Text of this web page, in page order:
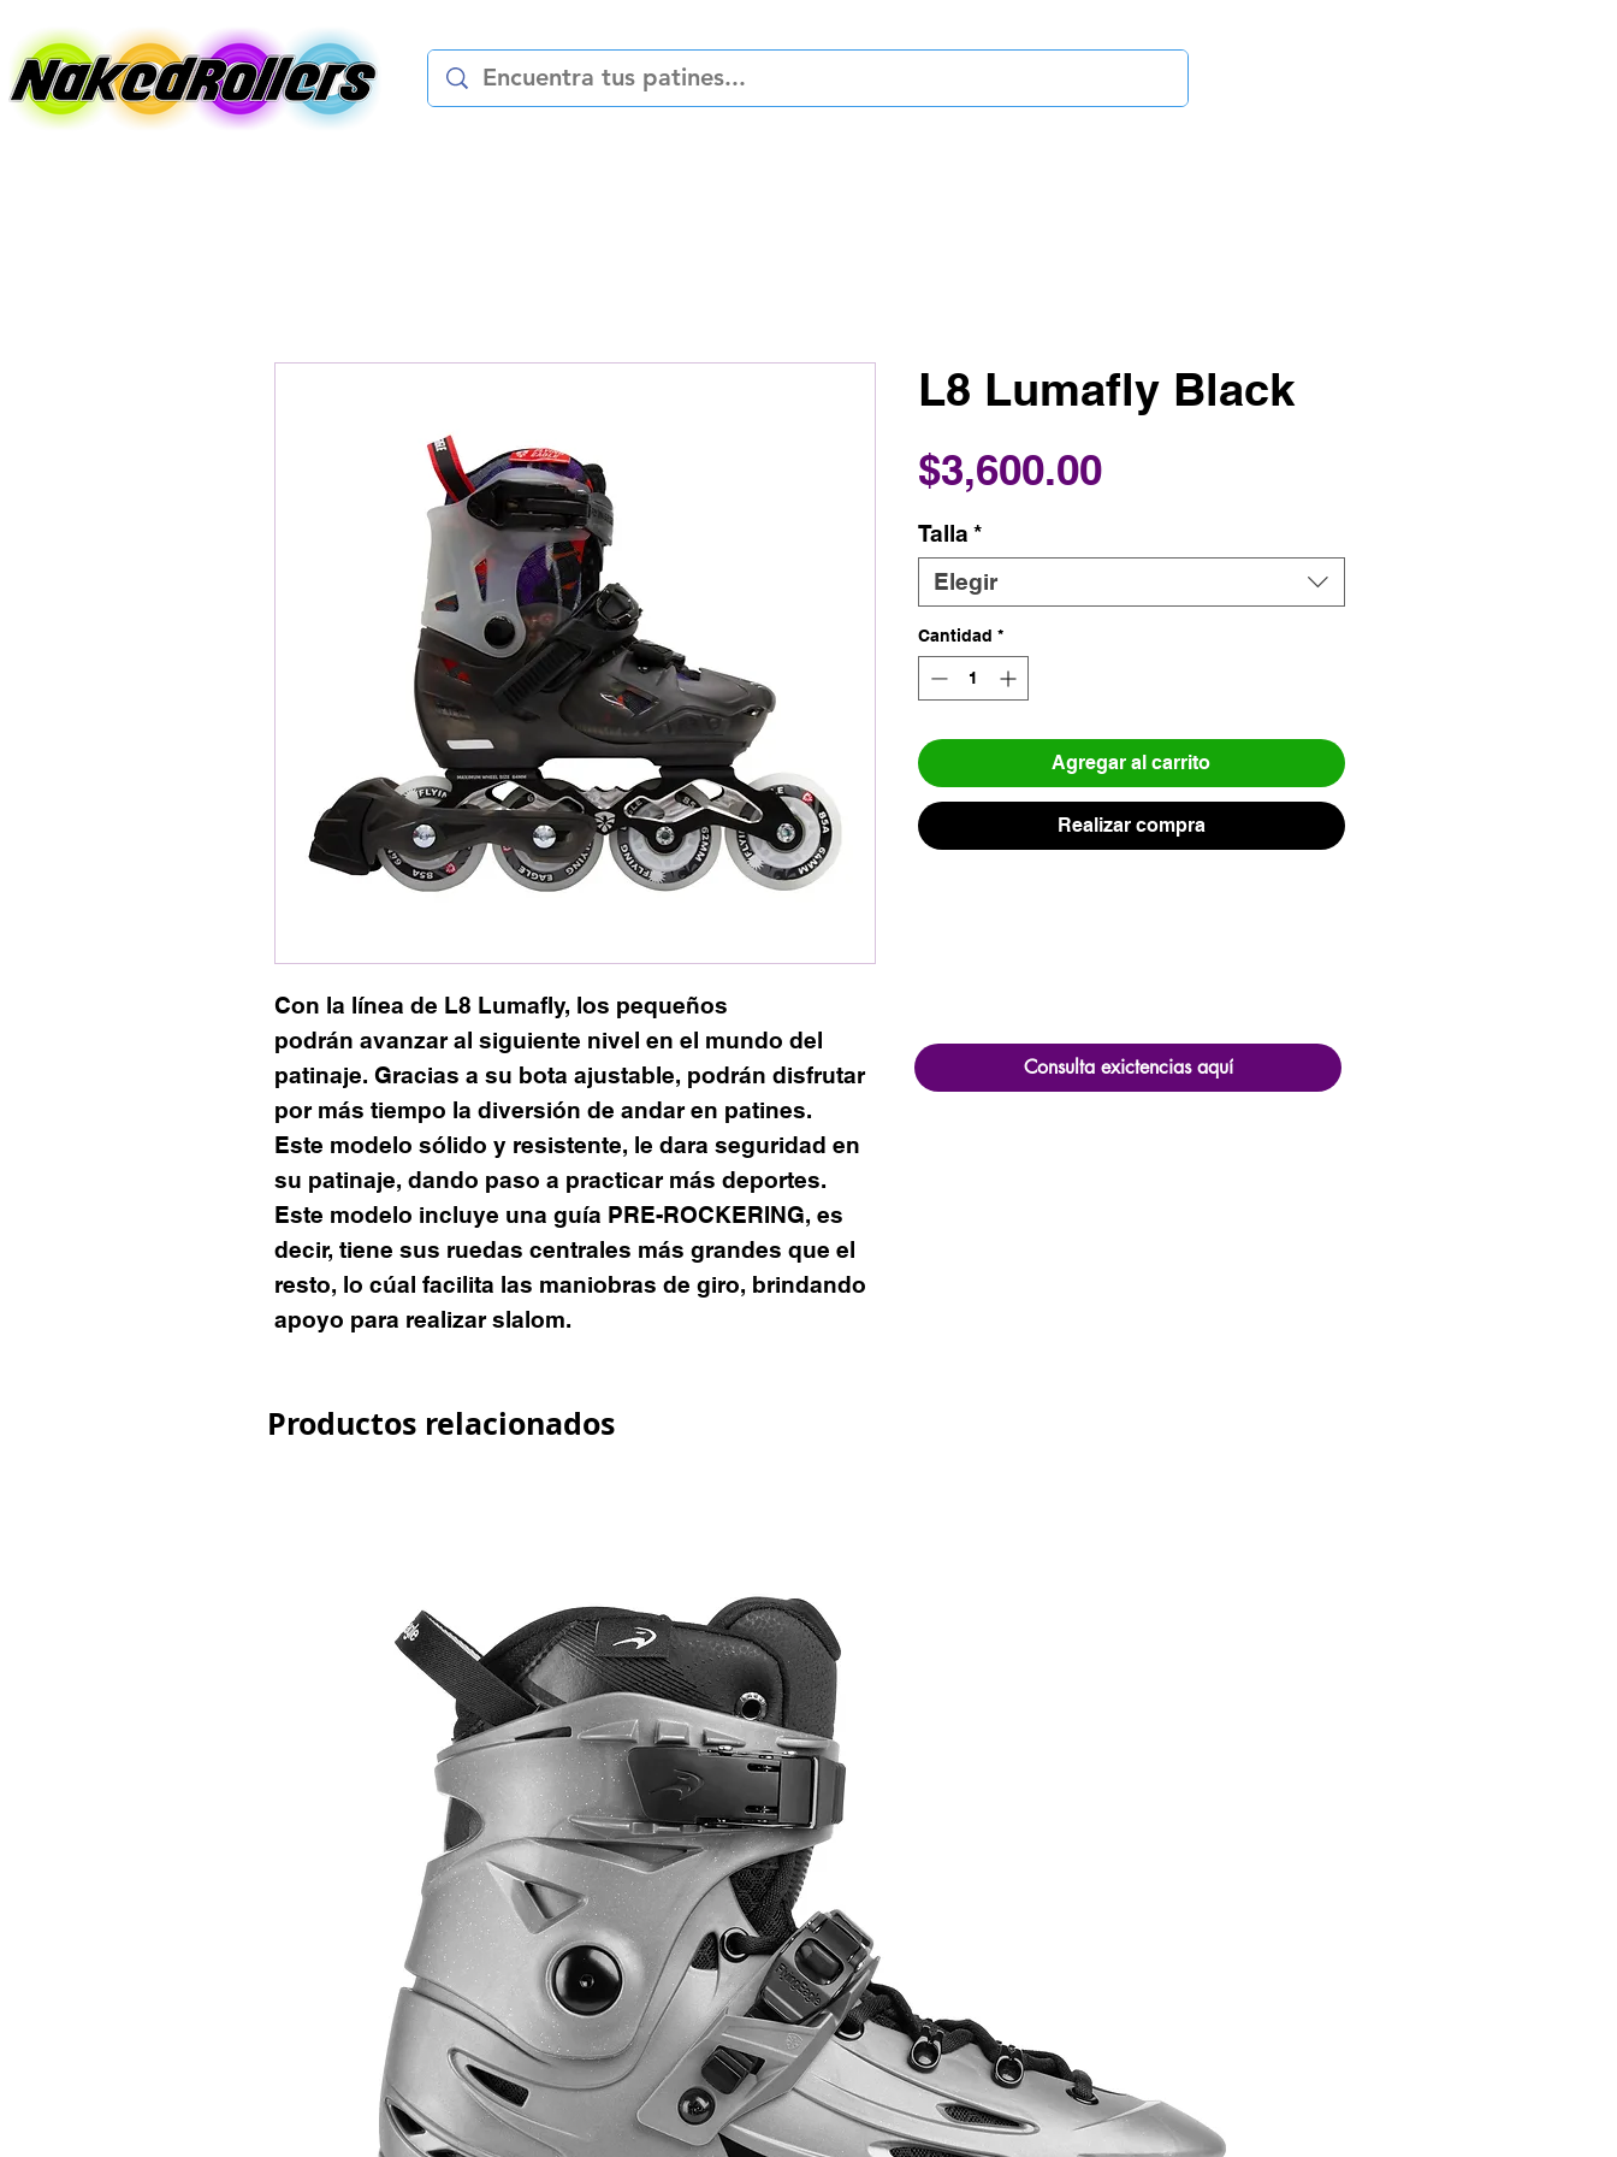
Con la línea de L8 Lumafly, los pequeños
podrán avanzar al siguiente nivel en el mundo del
patinaje. Gracias a su bota ajustable, podrán disfrutar
por más tiempo la diversión de andar en patines.
Este modelo sólido y resistente, le dara seguridad en
su patinaje, dando paso a practicar más deportes.
Este modelo incluye una guía PRE-ROCKERING, es
decir, tiene sus ruedas centrales más grandes que el
resto, lo cúal facilita las maniobras de giro, brindando
apoyo para realizar slalom.
L8 Lumafly Black
$3,600.00Precio
Talla *
Elegir
Cantidad *
Agregar al carrito
Realizar compra
Consulta exictencias aquí
Productos relacionados